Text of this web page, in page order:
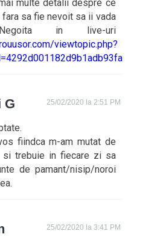
multe detalii despre ce
sa fie nevoit sa ii vada
in live-uri
viewtopic.php?
G 25/02/2020 la 2:51 PM
fiindca m-am mutat de
si trebuie in fiecare zi sa
de pamant/nisip/noroi
25/02/2020 la 3:41 PM